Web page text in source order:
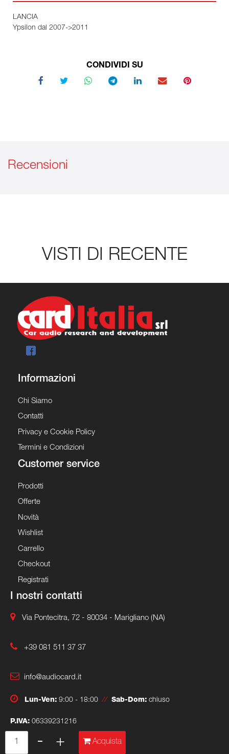
LANCIA
Ypsilon dal 2007->2011
CONDIVIDI SU
Acquista
Recensioni
VISTI DI RECENTE
Informazioni
Chi Siamo
Contatti
Privacy e Cookie Policy
Termini e Condizioni
Customer service
Prodotti
Offerte
Novità
Wishlist
Carrello
Checkout
Registrati
I nostri contatti
Via Pontecitra, 72 - 80034 - Marigliano (NA)
+39 081 511 37 37
info@audiocard.it
Lun-Ven: 9:00 - 18:00// Sab-Dom: chiuso
P.IVA: 06339231216
Powered & Designed by